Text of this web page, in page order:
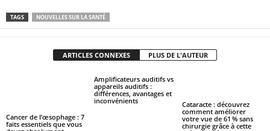
TAGS NOUVELLES SUR LA SANTÉ
ARTICLES CONNEXES PLUS DE L'AUTEUR
Cancer de l’œsophage : 7
faits essentiels que vous
Amplificateurs auditifs vs
appareils auditifs :
différences, avantages et
inconvénients
Cataracte : découvrez
comment améliorer
votre vue de 61 % sans
chirurgie grâce à cette